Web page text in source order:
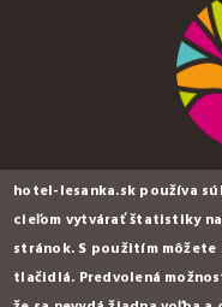
hotel &
hotel-lesanka.sk používa
cieľom vytvárať štatistiky
stránok. S použitím
tlačidlá. Predvolená